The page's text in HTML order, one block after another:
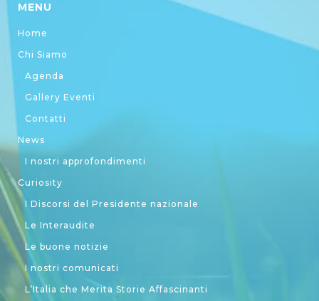
MENU
Home
Chi Siamo
Agenda
Gallery Eventi
Contatti
News
I nostri approfondimenti
Curiosity
I Discorsi del Presidente nazionale
Le Interaudite
Le buone notizie
I nostri comunicati
L’Italia che Merita Storie Affascinanti